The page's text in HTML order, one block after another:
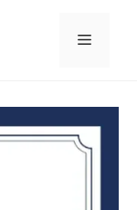
메